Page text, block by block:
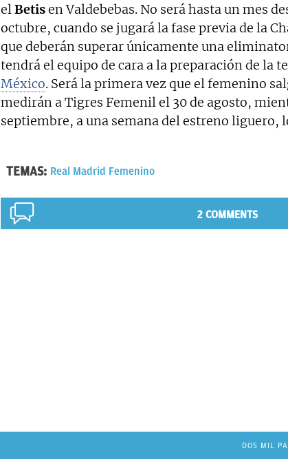
elBetisen Valdebebas. No será hasta un mes
octubre, cuando se jugará la fase previa de la
que deberán superar únicamente una
tendrá el equipo de cara a la preparación de la
México. Será la primera vez que el femenino
medirán a Tigres Femenil el 30 de agosto,
septiembre, a una semana del estreno liguero,
TEMAS: Real Madrid Femenino
2 COMMENTS
DOS MIL